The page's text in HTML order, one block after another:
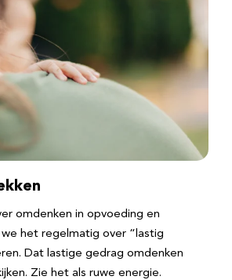
omdenken in opvoeding en
het regelmatig over “lastig
Dat lastige gedrag omdenken
Zie het als ruwe energie.